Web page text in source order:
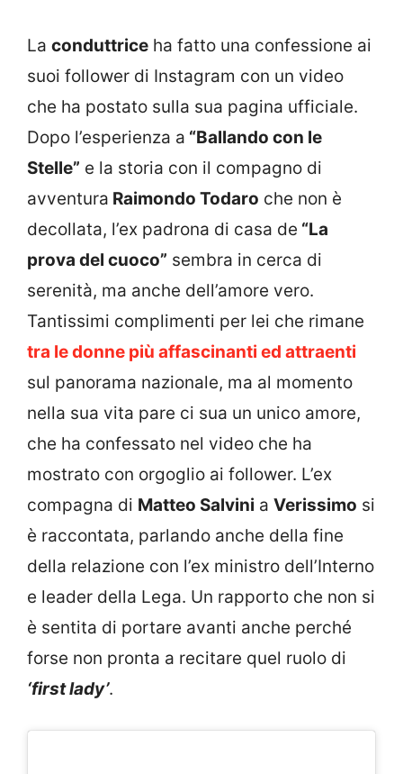
La conduttrice ha fatto una confessione ai
suoi follower di Instagram con un video
che ha postato sulla sua pagina ufficiale.
Dopo l’esperienza a “Ballando con le
Stelle” e la storia con il compagno di
avventura Raimondo Todaro che non è
decollata, l’ex padrona di casa de “La
prova del cuoco” sembra in cerca di
serenità, ma anche dell’amore vero.
Tantissimi complimenti per lei che rimane
tra le donne più affascinanti ed attraenti
sul panorama nazionale, ma al momento
nella sua vita pare ci sua un unico amore,
che ha confessato nel video che ha
mostrato con orgoglio ai follower. L’ex
compagna di Matteo Salvini a Verissimo si
è raccontata, parlando anche della fine
della relazione con l’ex ministro dell’Interno
e leader della Lega. Un rapporto che non si
è sentita di portare avanti anche perché
forse non pronta a recitare quel ruolo di
‘first lady’.